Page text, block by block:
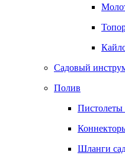
Садовый
Полив
Шланги